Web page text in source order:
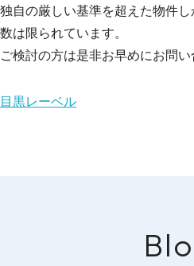
独自の厳しい基準を超えた物件
数は限られています。
ご検討の方は是非お早めにお問い
目黒レーベル